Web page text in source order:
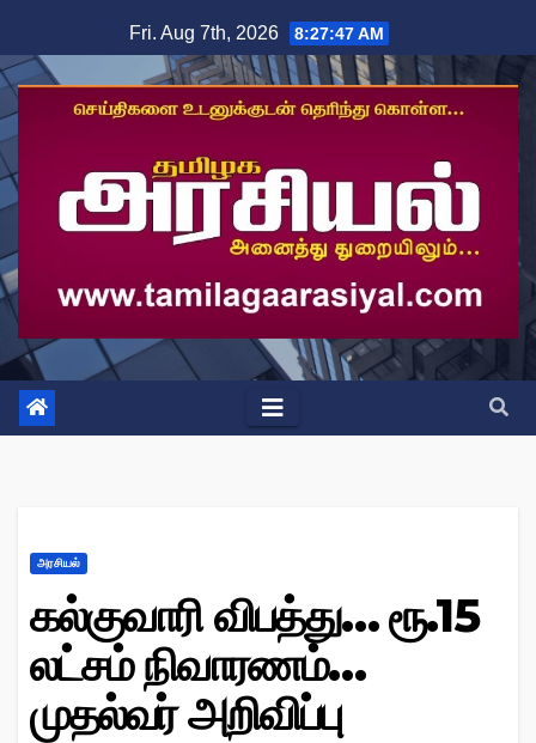
to
content
Fri. Aug 7th, 2026 8:27:48 AM
அரசியல்
கல்குவாரி விபத்து… ரூ.15
லட்சம் நிவாரணம்…
முதல்வர் அறிவிப்பு